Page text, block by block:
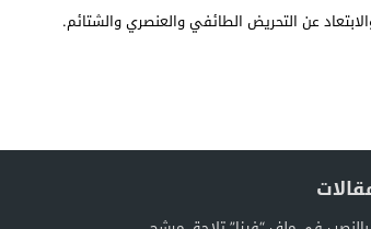
عن التحريض الطائفي والعنصري والشتائم.